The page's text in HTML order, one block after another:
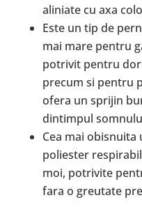
aliniate cu axa
Este un tip de
mai mare pentru
potrivit pentru
precum si pentru
ofera un sprijin
dintimpul
Cea mai
poliester
moi, potrivite
fara o greutate